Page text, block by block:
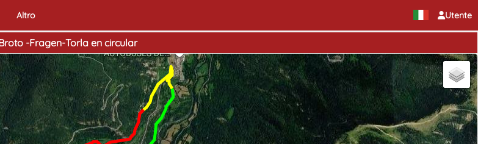
Utente
Altro
-Fragen-Torla en circular